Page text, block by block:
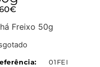
€
Freixo 50g
01FEI